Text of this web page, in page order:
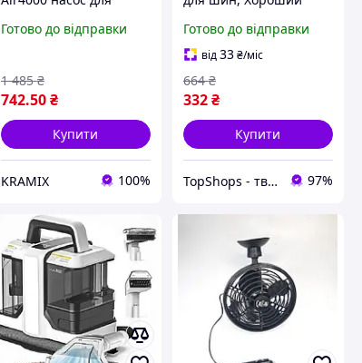
роботи з
потужний і компактний
Готово до відправки
742.50 ₴
1 485 ₴
Купити
KRAMIX 100%
Портативний ручний
компресор HC-60
Готово до відправки
від33₴/міс
332₴
664 ₴
Купити
TopShops - твій інтернет магазин 97%